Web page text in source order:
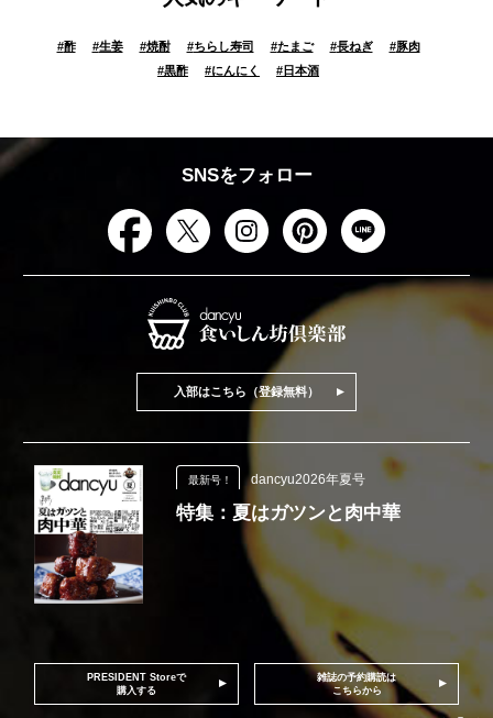
#酢 #生姜 #焼酎 #ちらし寿司 #たまご #長ねぎ #豚肉
#黒酢 #にんにく #日本酒
SNSをフォロー
入部はこちら（登録無料）
最新号！ dancyu2026年夏号
特集：夏はガツンと肉中華
PRESIDENT Storeで
購入する
雑誌の予約購読は
こちらから